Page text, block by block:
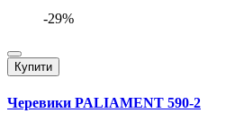
-29%
Купити
Черевики PALIAMENT 590-2